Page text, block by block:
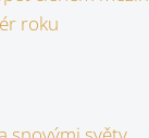
roku